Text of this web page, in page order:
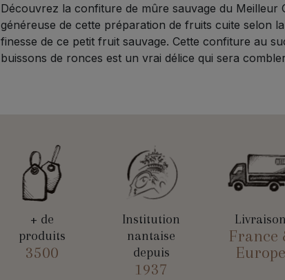
Découvrez la confiture de mûre sauvage du
généreuse de cette préparation de fruits cuite selon
finesse de ce petit fruit sauvage. Cette confiture au
buissons de ronces est un vrai délice qui sera
+ de
produits
3500
Institution
nantaise
depuis
1937
Livraison
France
Europe